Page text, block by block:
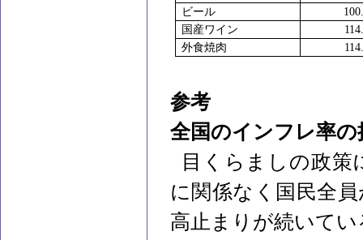
ビール
国産ワイン
外食焼肉
参考
全国のインフレ率の
目くらましの政策
に関係なく国民全
高止まりが続いてい